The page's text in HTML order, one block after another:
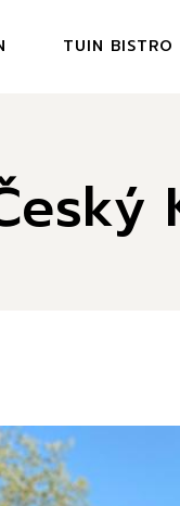
TUIN BISTRO